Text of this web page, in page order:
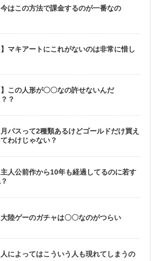
今はこの方法で課金するのが一番なの
】マキアートにこれがないのは非常に惜し
】この人形が〇〇なの許せないんだ
？
月パスって2種類あるけどゴールドだけ買え
わけじゃない？
主人公前作から10年も経過してるのに若す
大陸ゲーのガチャは〇〇なのがつらい
人によってはこういう人も現れてしまうの